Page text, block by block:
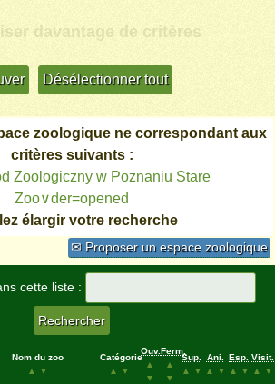
davantage de critères
zoologique ne correspondant aux
critères suivants :
Zoologiczny w Poznaniu Stare
Zoo∨der=opened
élargir votre recherche
✉ Proposer un espace zoologique
cette liste :
Nom du zoo
▲
▼
Catégorie
▲
▼
Ouv.
▲
▼
Ferm.
▲
▼
Sup.
▲
▼
Ani.
▲
▼
Esp.
▲
▼
Visit.
▲
▼